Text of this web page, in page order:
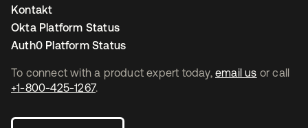
To connect with a product expert today, email us or call
+1-800-425-1267.
Kontakt
Okta Platform Status
Auth0 Platform Status